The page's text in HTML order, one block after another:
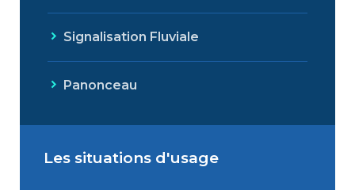
Signalisation Fluviale
Panonceau
Les situations d'usage